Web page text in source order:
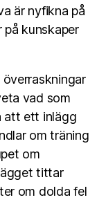
är nyfikna på
på kunskaper
vad som
att ett inlägg
om träning
om
tittar
om dolda fel